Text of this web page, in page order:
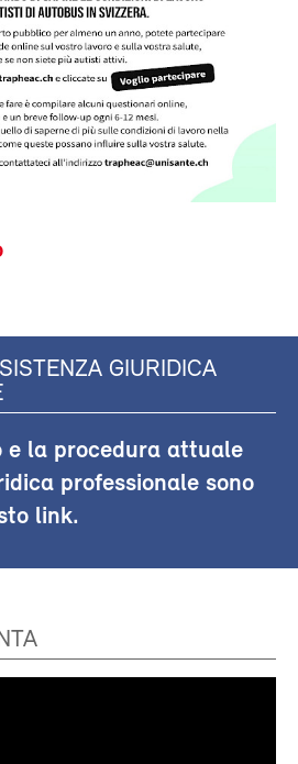
GIURIDICA
la procedura attuale
professionale sono
link.